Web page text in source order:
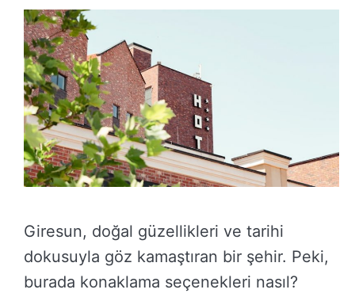
Giresun, doğal güzellikleri ve tarihi
dokusuyla göz kamaştıran bir şehir. Peki,
burada konaklama seçenekleri nasıl?